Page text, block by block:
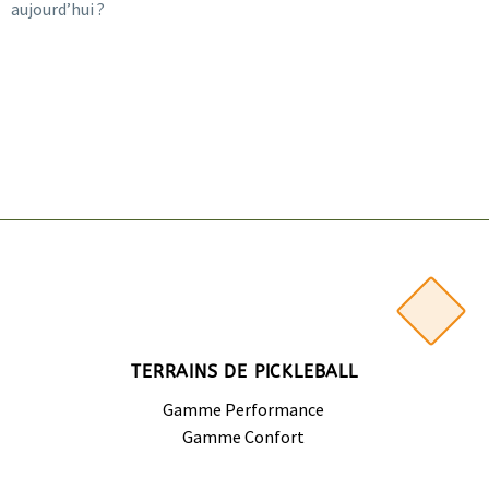
aujourd’hui ?
TERRAINS DE PICKLEBALL
Gamme Performance
Gamme Confort